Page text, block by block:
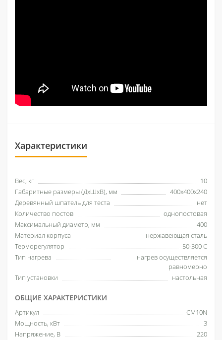
Характеристики
Вес, кг
10
Габаритные размеры (ДхШхВ), мм
400х400х240
Деревянный шпатель для теста
нет
Количество постов
однопостовая
Максимальный диаметр, мм
400
Материал корпуса
нержавеющая сталь
Терморегулятор
50-300 С
Тип нагрева
нагрев осуществляется
равномерно
Тип установки
настольная
ОБЩИЕ ХАРАКТЕРИСТИКИ
Артикул
CM10N
Мощность, кВт
3
Напряжение, В
220